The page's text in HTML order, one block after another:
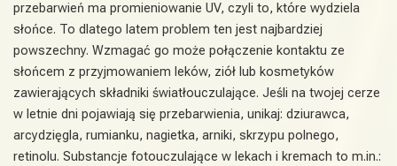
przebarwień ma promieniowanie UV, czyli to, które wydziela
słońce. To dlatego latem problem ten jest najbardziej
powszechny. Wzmagać go może połączenie kontaktu ze
słońcem z przyjmowaniem leków, ziół lub kosmetyków
zawierających składniki światłouczulające. Jeśli na twojej cerze
w letnie dni pojawiają się przebarwienia, unikaj: dziurawca,
arcydzięgla, rumianku, nagietka, arniki, skrzypu polnego,
retinolu. Substancje fotouczulające w lekach i kremach to m.in.: